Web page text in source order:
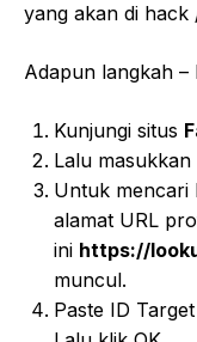
yang akan di hack
Adapun langkah –
Kunjungi situs
Lalu
Untuk
alamat URL
ini https://
muncul.
Paste ID